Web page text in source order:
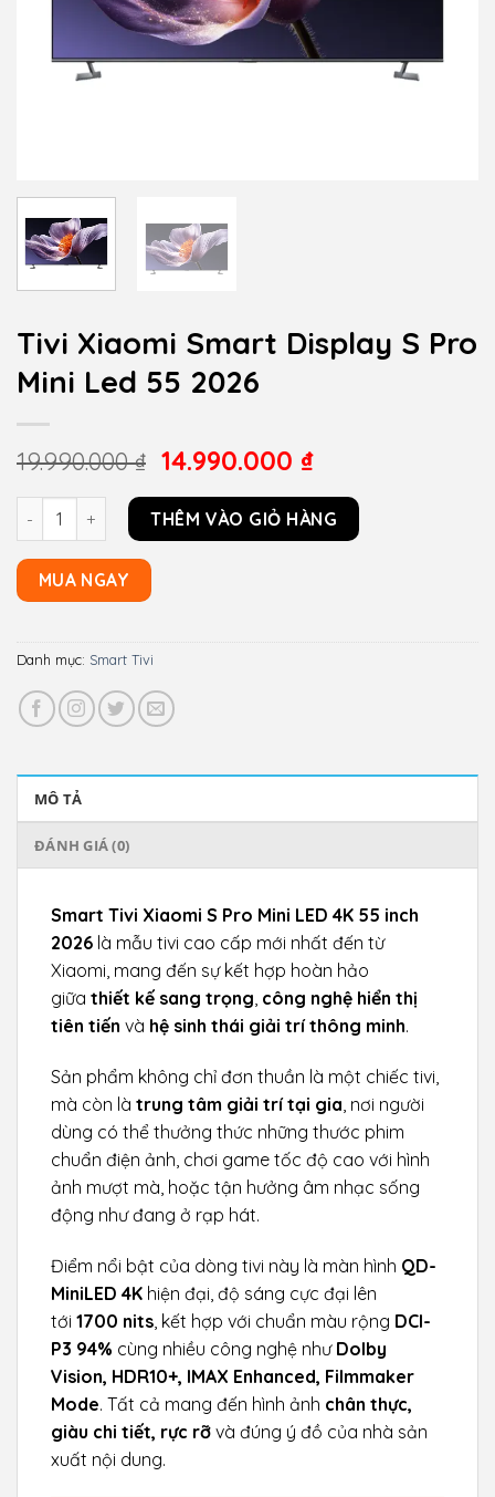
Tivi Xiaomi Smart Display S Pro
Mini Led 55 2026
19.990.000₫
Giá
gốc
19.990.000 ₫.
14.990.000 ₫Giá
là:
14.990.000 ₫.
Tivi Xiaomi Smart Display S Pro Mini Led 55 2026 số lượng
THÊM VÀO GIỎ HÀNG
MUA NGAY
Danh mục: Smart Tivi
MÔ TẢ
ĐÁNH GIÁ (0)
Smart Tivi Xiaomi S Pro Mini LED 4K 55 inch
2026 là mẫu tivi cao cấp mới nhất đến từ
Xiaomi, mang đến sự kết hợp hoàn hảo
giữa thiết kế sang trọng, công nghệ hiển thị
tiên tiến và hệ sinh thái giải trí thông minh.
Sản phẩm không chỉ đơn thuần là một chiếc tivi,
mà còn là trung tâm giải trí tại gia, nơi người
dùng có thể thưởng thức những thước phim
chuẩn điện ảnh, chơi game tốc độ cao với hình
ảnh mượt mà, hoặc tận hưởng âm nhạc sống
động như đang ở rạp hát.
Điểm nổi bật của dòng tivi này là màn hình QD-
MiniLED 4K hiện đại, độ sáng cực đại lên
tới 1700 nits , kết hợp với chuẩn màu rộng DCI-
P3 94% cùng nhiều công nghệ như Dolby
Vision, HDR10+, IMAX Enhanced, Filmmaker
Mode. Tất cả mang đến hình ảnh chân thực,
giàu chi tiết, rực rỡ và đúng ý đồ của nhà sản
xuất nội dung.